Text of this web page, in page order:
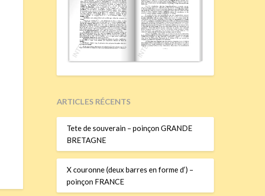
ARTICLES RÉCENTS
Tete de souverain – poinçon GRANDE
BRETAGNE
X couronne (deux barres en forme d’) –
poinçon FRANCE